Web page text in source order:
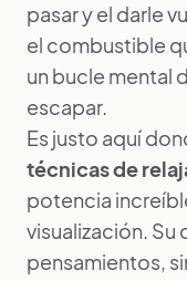
pasar y el darle
el combustible
un bucle mental
escapar.
Es justo aquí
técnicas de
potencia
visualización. Su
pensamientos,